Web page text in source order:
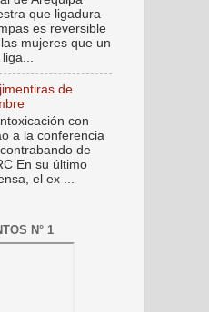
que ligadura
es reversible
mujeres que un
de
con
a la conferencia
de
En su último
el ex ...
N° 1